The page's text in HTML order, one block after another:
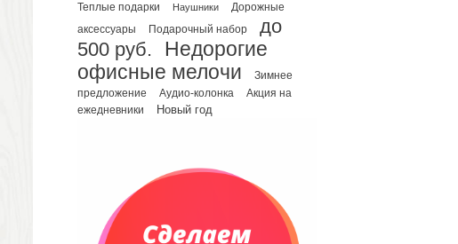
Еженедельники
Органайзер на ежедневник
Сумки и Рюкзаки
Сумки для планшетов и ноутбуков
Рюкзаки
Конференц-сумки
Несессеры и косметички
Теплые подарки Наушники Дорожные
аксессуары Подарочный набор
до
500 руб.
Недорогие
офисные мелочи
Зимнее
предложение
Аудио-колонка
Акция на
ежедневники
Новый год